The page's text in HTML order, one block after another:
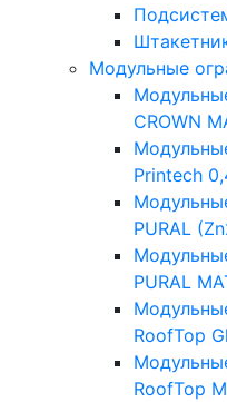
Модульные
CROWN
Printech
PURAL
PURAL
RoofTop
RoofTop